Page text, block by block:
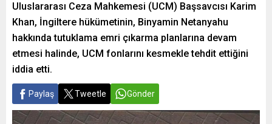
Uluslararası Ceza Mahkemesi (UCM) Başsavcısı Karim
Khan, İngiltere hükümetinin, Binyamin Netanyahu
hakkında tutuklama emri çıkarma planlarına devam
etmesi halinde, UCM fonlarını kesmekle tehdit ettiğini
iddia etti.
Paylaş Tweetle Gönder